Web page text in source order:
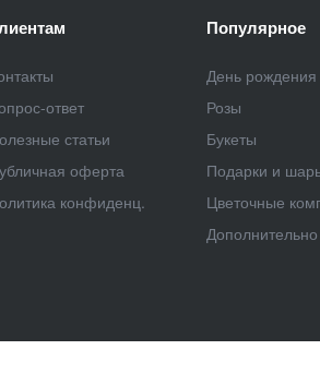
ответ
статьи
оферта
конфиденц.
Популярное
День рождения
Розы
Букеты
Подарки и
Цветочные
Дополнительно